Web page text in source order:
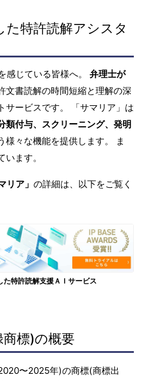
た特許読解アシスタ
感じている皆様へ。 弁理士が
文書読解の時間短縮と理解の深
サービスです。 「サマリア」は
類付与、スクリーニング、発明
様々な機能を提供します。 ま
ます。
リア」 の詳細は、以下をご覧く
た特許読解支援ＡＩサービス
標)の概要
〜2025年)の商標(商標出